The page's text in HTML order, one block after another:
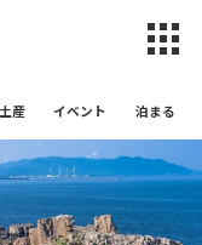
光
産 イベント 泊まる